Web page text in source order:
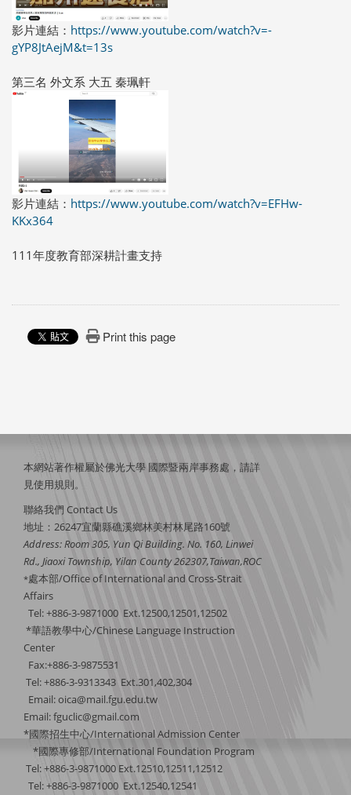
影片連結： https://www.youtube.com/watch?v=-
gYP8JtAejM&t=13s
第三名 外文系 大五 秦珮軒
影片連結： https://www.youtube.com/watch?v=EFHw-
KKx364
111年度教育部深耕計畫支持
Print this page
本網站著作權屬於佛光大學 國際暨兩岸事務處，請詳
見使用規則。
聯絡我們 Contact Us
地址：26247宜蘭縣礁溪鄉林美村林尾路160號
Address: Room 305, Yun Qi Building. No. 160, Linwei
Rd., Jiaoxi Township, Yilan County 262307,Taiwan,ROC
*處本部/Office of International and Cross-Strait
Affairs
Tel: +886-3-9871000 Ext.12500,12501,12502
*華語教學中心/Chinese Language Instruction
Center
Fax:+886-3-9875531
Tel: +886-3-9313343 Ext.301,402,304
Email:oica@mail.fgu.edu.tw
Email: fguclic@gmail.com
*國際招生中心/International Admission Center
*國際專修部/International Foundation Program
Tel: +886-3-9871000 Ext.12510,12511,12512
Tel: +886-3-9871000 Ext.12540,12541